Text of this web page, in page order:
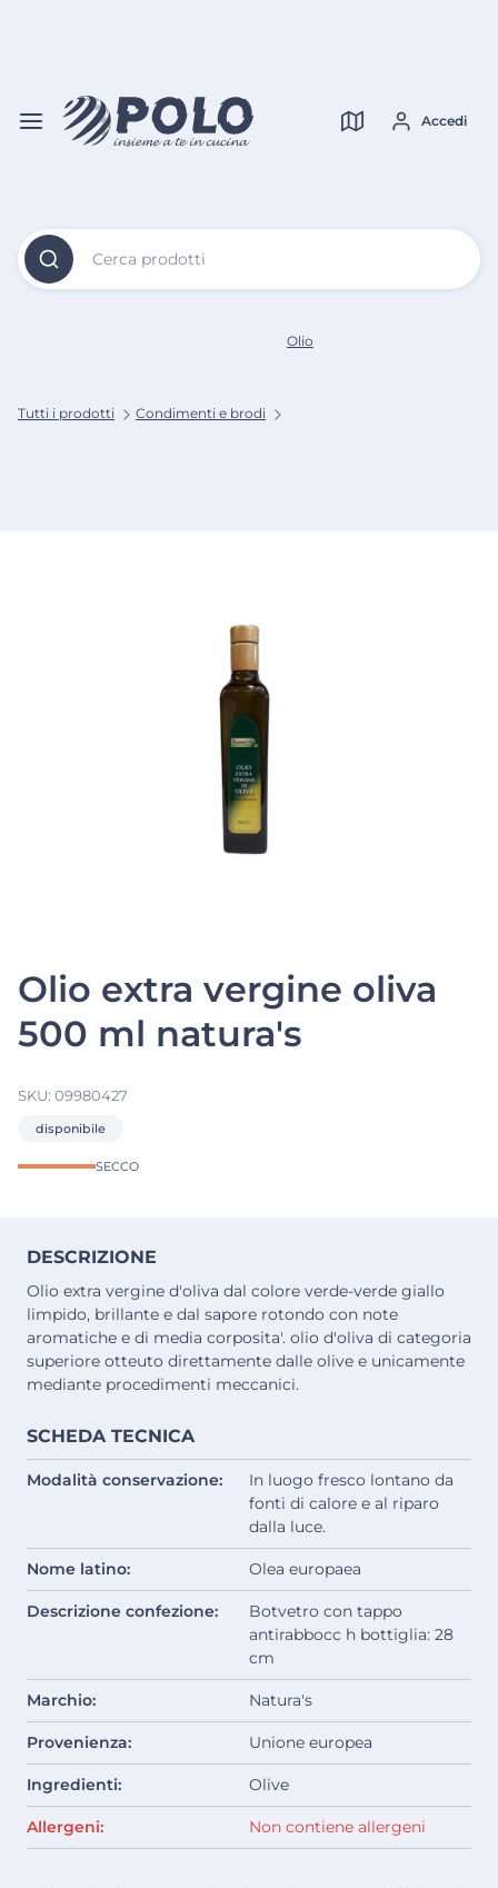
Cerca prodotti
Accedi
Tutti i prodotti Condimenti e brodi
Olio
Olio extra vergine oliva
500 ml natura's
SKU: 09980427
disponibile
SECCO
DESCRIZIONE
Olio extra vergine d'oliva dal colore verde-verde giallo
limpido, brillante e dal sapore rotondo con note
aromatiche e di media corposita'. olio d'oliva di categoria
superiore otteuto direttamente dalle olive e unicamente
mediante procedimenti meccanici.
SCHEDA TECNICA
Modalità conservazione:
In luogo fresco lontano da
fonti di calore e al riparo
dalla luce.
Nome latino: Olea europaea
Descrizione confezione:
Botvetro con tappo
antirabbocc h bottiglia: 28
cm
Marchio: Natura's
Provenienza: Unione europea
Ingredienti: Olive
Allergeni: Non contiene allergeni